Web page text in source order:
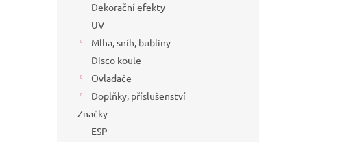
Dekorační efekty
UV
Mlha, sníh, bubliny
Disco koule
Ovladače
Doplňky, příslušenství
Značky
ESP